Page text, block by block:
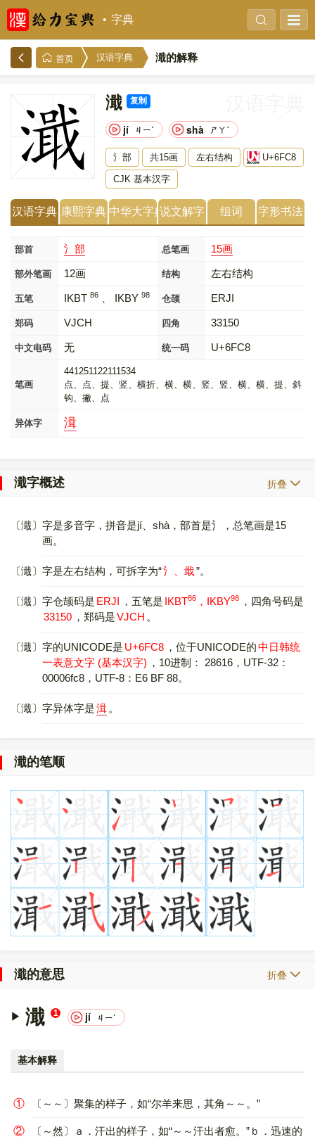
字典
首页 汉语字典 濈的解释
濈 复制
jí ㄐㄧˊ shà ㄕㄚˋ
氵部 共15画 左右结构 U+6FC8
CJK 基本汉字
汉语字典 康熙字典 中华大字典说文解字 组词 字形书法
部首 氵部 总笔画 15画
部外笔画 12画 结构 左右结构
五笔 IKBT 86 、 IKBY 98 仓颉 ERJI
郑码 VJCH 四角 33150
中文电码 无 统一码 U+6FC8
笔画
441251122111534
点、点、提、竖、横折、横、横、竖、竖、横、横、提、斜
钩、撇、点
异体字 湒
濈字概述 折叠
〔濈〕字是多音字，拼音是jí、shà，部首是氵，总笔画是15
画。
〔濈〕字是左右结构，可拆字为“氵、戢”。
〔濈〕字仓颉码是 ERJI ，五笔是 IKBT86 ，IKBY98
，四角号码是
33150 ，郑码是VJCH 。
〔濈〕字的UNICODE是 U+6FC8 ，位于UNICODE的中日韩统
一表意文字 (基本汉字) ，10进制： 28616，UTF-32：
00006fc8，UTF-8：E6 BF 88。
〔濈〕字异体字是湒 。
濈的笔顺
濈的意思 折叠
濈 1 jí ㄐㄧˊ
基本解释
① 〔～～〕聚集的样子，如“尔羊来思，其角～～。”
②
〔～然〕ａ．汗出的样子，如“～～汗出者愈。”ｂ．迅速的